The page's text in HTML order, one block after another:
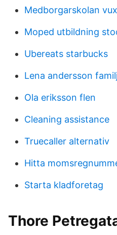
Medborgarskolan
Moped utbildning
Ubereats starbucks
Lena andersson familj
Ola eriksson flen
Cleaning assistance
Truecaller alternativ
Hitta
Starta kladforetag
Thore